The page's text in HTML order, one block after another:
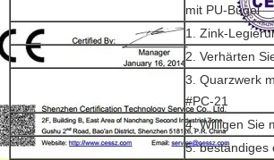
mit PU-Bügel
1. Zink-
2. Verhärten
3. Quarzwerk
#PC-21
4. Willigen Sie
5. beständiges